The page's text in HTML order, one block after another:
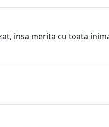
insa merita cu toata